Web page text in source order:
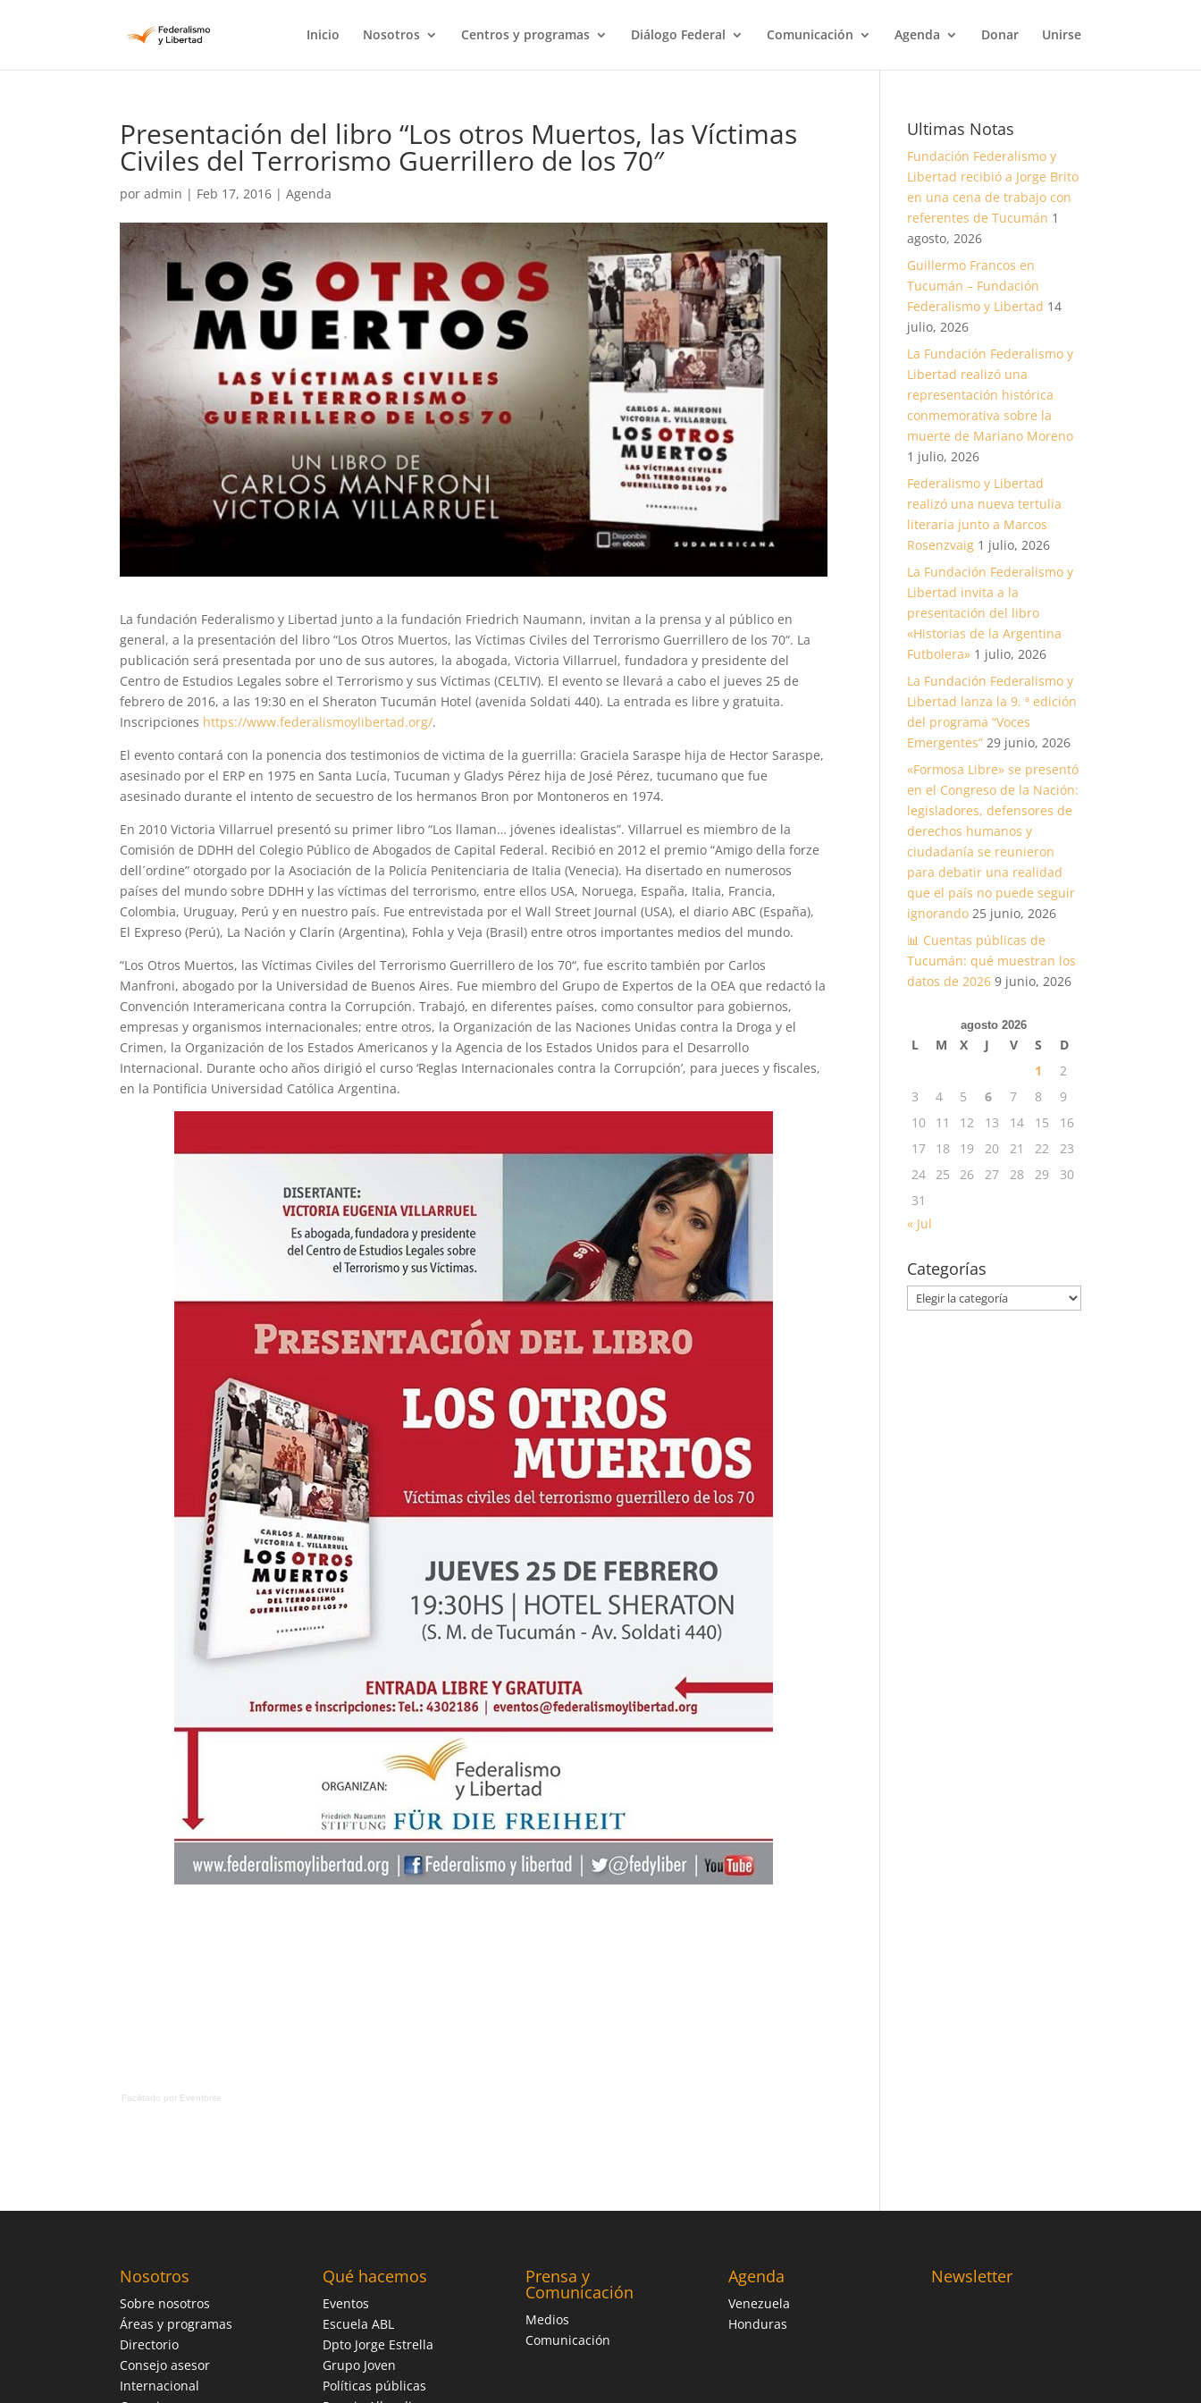
Inicio Nosotros Centros y programas Diálogo Federal Comunicación Agenda Donar Unirse
Presentación del libro “Los otros Muertos, las Víctimas
Civiles del Terrorismo Guerrillero de los 70″
poradmin | Feb 17, 2016 |Agenda
La fundación Federalismo y Libertad junto a la fundación Friedrich Naumann, invitan a la prensa y al público en
general, a la presentación del libro “Los Otros Muertos, las Víctimas Civiles del Terrorismo Guerrillero de los 70“. La
publicación será presentada por uno de sus autores, la abogada, Victoria Villarruel, fundadora y presidente del
Centro de Estudios Legales sobre el Terrorismo y sus Víctimas (CELTIV). El evento se llevará a cabo el jueves 25 de
febrero de 2016, a las 19:30 en el Sheraton Tucumán Hotel (avenida Soldati 440). La entrada es libre y gratuita.
Inscripciones https://www.federalismoylibertad.org/.
El evento contará con la ponencia dos testimonios de victima de la guerrilla: Graciela Saraspe hija de Hector Saraspe,
asesinado por el ERP en 1975 en Santa Lucía, Tucuman y Gladys Pérez hija de José Pérez, tucumano que fue
asesinado durante el intento de secuestro de los hermanos Bron por Montoneros en 1974.
En 2010 Victoria Villarruel presentó su primer libro “Los llaman… jóvenes idealistas”. Villarruel es miembro de la
Comisión de DDHH del Colegio Público de Abogados de Capital Federal. Recibió en 2012 el premio “Amigo della forze
dell´ordine” otorgado por la Asociación de la Policía Penitenciaria de Italia (Venecia). Ha disertado en numerosos
países del mundo sobre DDHH y las víctimas del terrorismo, entre ellos USA, Noruega, España, Italia, Francia,
Colombia, Uruguay, Perú y en nuestro país. Fue entrevistada por el Wall Street Journal (USA), el diario ABC (España),
El Expreso (Perú), La Nación y Clarín (Argentina), Fohla y Veja (Brasil) entre otros importantes medios del mundo.
“Los Otros Muertos, las Víctimas Civiles del Terrorismo Guerrillero de los 70“, fue escrito también por Carlos
Manfroni, abogado por la Universidad de Buenos Aires. Fue miembro del Grupo de Expertos de la OEA que redactó la
Convención Interamericana contra la Corrupción. Trabajó, en diferentes países, como consultor para gobiernos,
empresas y organismos internacionales; entre otros, la Organización de las Naciones Unidas contra la Droga y el
Crimen, la Organización de los Estados Americanos y la Agencia de los Estados Unidos para el Desarrollo
Internacional. Durante ocho años dirigió el curso ‘Reglas Internacionales contra la Corrupción’, para jueces y fiscales,
en la Pontificia Universidad Católica Argentina.
Facilitado por Eventbrite
Ultimas Notas
Fundación Federalismo y
Libertad recibió a Jorge Brito
en una cena de trabajo con
referentes de Tucumán 1
agosto, 2026
Guillermo Francos en
Tucumán – Fundación
Federalismo y Libertad 14
julio, 2026
La Fundación Federalismo y
Libertad realizó una
representación histórica
conmemorativa sobre la
muerte de Mariano Moreno
1 julio, 2026
Federalismo y Libertad
realizó una nueva tertulia
literaria junto a Marcos
Rosenzvaig 1 julio, 2026
La Fundación Federalismo y
Libertad invita a la
presentación del libro
«Historias de la Argentina
Futbolera» 1 julio, 2026
La Fundación Federalismo y
Libertad lanza la 9. ª edición
del programa “Voces
Emergentes” 29 junio, 2026
«Formosa Libre» se presentó
en el Congreso de la Nación:
legisladores, defensores de
derechos humanos y
ciudadanía se reunieron
para debatir una realidad
que el país no puede seguir
ignorando 25 junio, 2026
📊 Cuentas públicas de
Tucumán: qué muestran los
datos de 2026 9 junio, 2026
agosto 2026
L M X J V S
D
1
2
3
4 5 6 7 8
9
10
11 12 13 14 15
16
17
18 19 20 21 22
23
24 25 26 27 28 29
30
31
« Jul
Categorías
Categorías
Nosotros
Sobre nosotros
Áreas y programas
Directorio
Consejo asesor
Internacional
Qué hacemos
Eventos
Escuela ABL
Dpto Jorge Estrella
Grupo Joven
Políticas públicas
Prensa y
Comunicación
Medios
Comunicación
Agenda
Venezuela
Honduras
Newsletter